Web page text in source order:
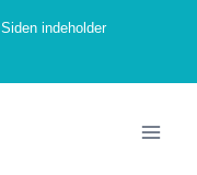
indeholder